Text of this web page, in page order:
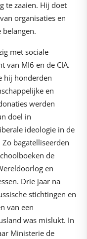
te zaaien. Hij doet
organisaties en
met sociale
van MI6 en de CIA.
hij honderden
en
werden
doel in
ideologie in de
bagatelliseerden
de
en
Drie jaar na
stichtingen en
van een
was mislukt. In
Ministerie de